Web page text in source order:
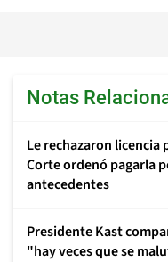
Notas
Le rechazaron licencia
Corte ordenó pagarla
antecedentes
Presidente Kast
"hay veces que se